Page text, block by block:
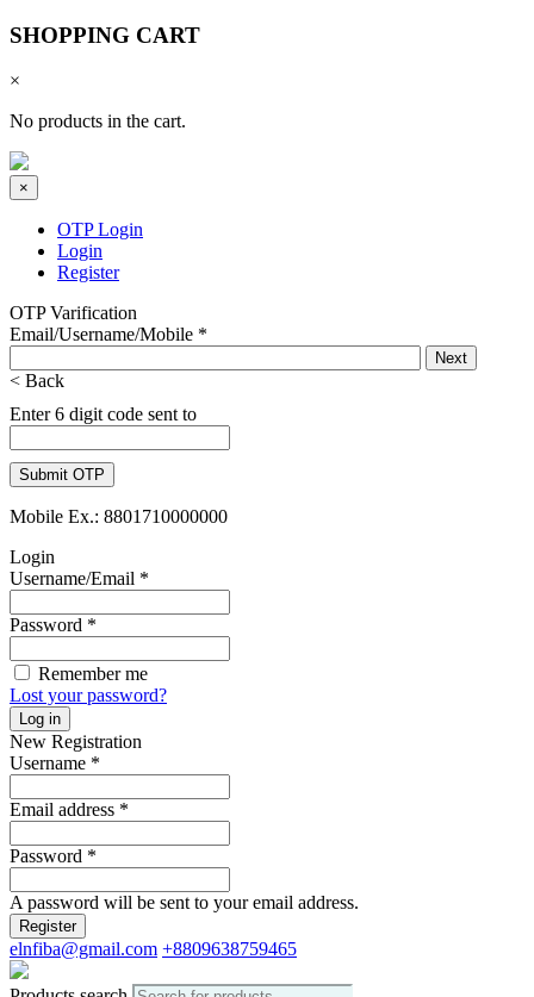
SHOPPING CART
×
No products in the cart.
×
OTP Login
Login
Register
OTP Varification
Email/Username/Mobile *
< Back
Enter 6 digit code sent to
Mobile Ex.: 8801710000000
Login
Username/Email *
Password *
Remember me
Lost your password?
Log in
New Registration
Username *
Email address *
Password *
A password will be sent to your email address.
Register
elnfiba@gmail.com +8809638759465